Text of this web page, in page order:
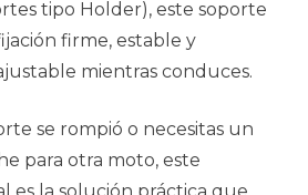
tipo Holder), este soporte
firme, estable y
mientras conduces.
se rompió o necesitas un
para otra moto, este